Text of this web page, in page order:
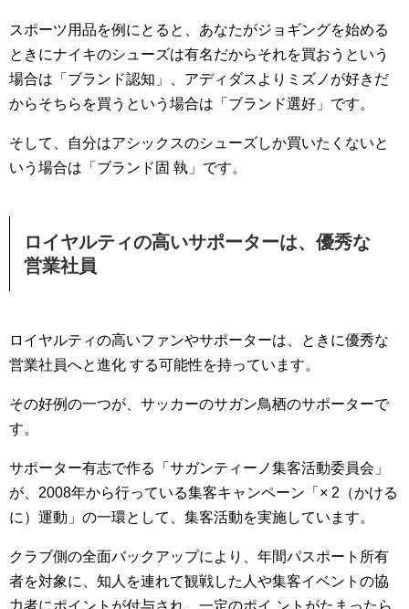
スポーツ用品を例にとると、あなたがジョギングを始める
ときにナイキのシューズは有名だからそれを買おうという
場合は「ブランド認知」、アディダスよりミズノが好きだ
からそちらを買うという場合は「ブランド選好」です。
そして、自分はアシックスのシューズしか買いたくないと
いう場合は「ブランド固 執」です。
ロイヤルティの高いサポーターは、優秀な
営業社員
ロイヤルティの高いファンやサポーターは、ときに優秀な
営業社員へと進化 する可能性を持っています。
その好例の一つが、サッカーのサガン鳥栖のサポーターで
す。
サポーター有志で作る「サガンティーノ集客活動委員会」
が、2008年から行っている集客キャンペーン「× 2（かける
に）運動」の一環として、集客活動を実施しています。
クラブ側の全面バックアップにより、年間パスポート所有
者を対象に、知人を連れて観戦した人や集客イベントの協